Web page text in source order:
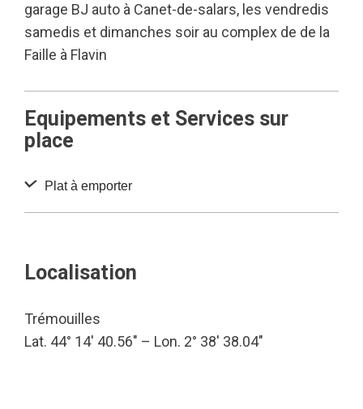
garage BJ auto à Canet-de-salars, les vendredis
samedis et dimanches soir au complex de de la
Faille à Flavin
Equipements et Services sur
place
Plat à emporter
Localisation
Trémouilles
Lat. 44° 14′ 40.56″ – Lon. 2° 38′ 38.04″